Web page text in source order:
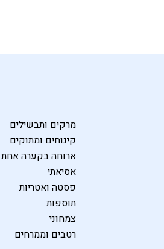
מרקים ותבשילים
קינוחים ומתוקים
ארוחה בקערה אחת
אסיאתי
פסטה ואטריות
תוספות
צמחוני
רטבים וממרחים